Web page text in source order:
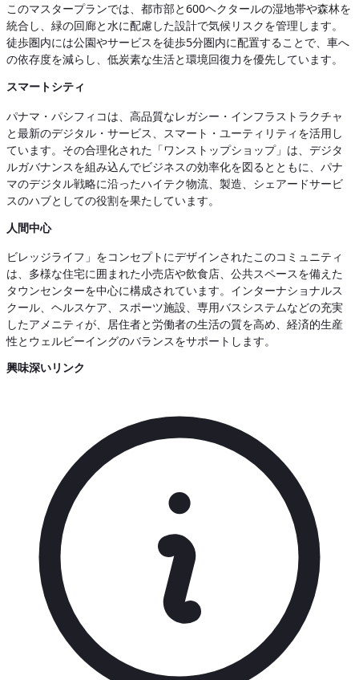
このマスタープランでは、都市部と600ヘクタールの湿地帯や森林を
統合し、緑の回廊と水に配慮した設計で気候リスクを管理します。
徒歩圏内には公園やサービスを徒歩5分圏内に配置することで、車へ
の依存度を減らし、低炭素な生活と環境回復力を優先しています。
スマートシティ
パナマ・パシフィコは、高品質なレガシー・インフラストラクチャ
と最新のデジタル・サービス、スマート・ユーティリティを活用し
ています。その合理化された「ワンストップショップ」は、デジタ
ルガバナンスを組み込んでビジネスの効率化を図るとともに、パナ
マのデジタル戦略に沿ったハイテク物流、製造、シェアードサービ
スのハブとしての役割を果たしています。
人間中心
ビレッジライフ」をコンセプトにデザインされたこのコミュニティ
は、多様な住宅に囲まれた小売店や飲食店、公共スペースを備えた
タウンセンターを中心に構成されています。インターナショナルス
クール、ヘルスケア、スポーツ施設、専用バスシステムなどの充実
したアメニティが、居住者と労働者の生活の質を高め、経済的生産
性とウェルビーイングのバランスをサポートします。
興味深いリンク